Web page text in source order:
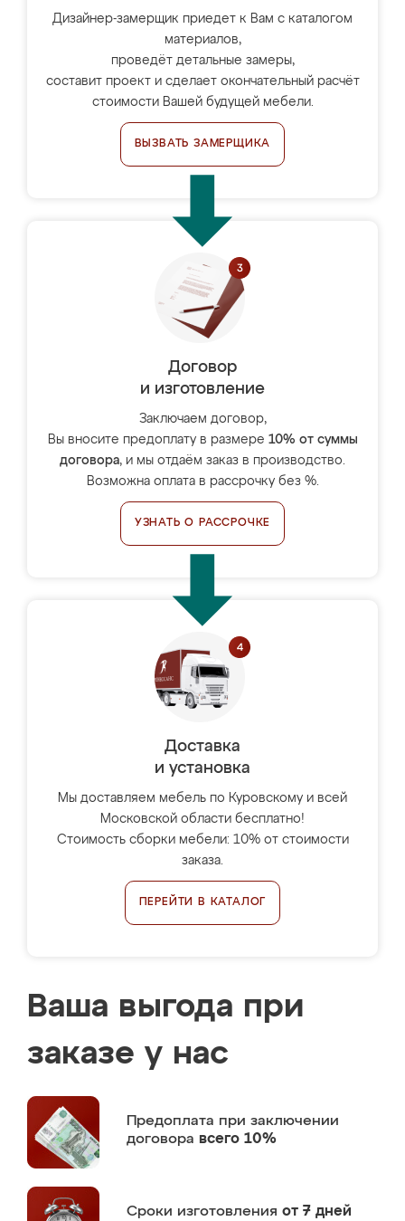
Дизайнер-замерщик приедет к Вам с каталогом
материалов,
проведёт детальные замеры,
составит проект и сделает окончательный расчёт
стоимости Вашей будущей мебели.
ВЫЗВАТЬ ЗАМЕРЩИКА
Договор
и изготовление
Заключаем договор,
Вы вносите предоплату в размере 10% от суммы
договора, и мы отдаём заказ в производство.
Возможна оплата в рассрочку без %.
УЗНАТЬ О РАССРОЧКЕ
Доставка
и установка
Мы доставляем мебель по Куровскому и всей
Московской области бесплатно!
Стоимость сборки мебели: 10% от стоимости
заказа.
ПЕРЕЙТИ В КАТАЛОГ
Ваша выгода при
заказе у нас
Предоплата при заключении
договора всего 10%
Сроки изготовления от 7 дней